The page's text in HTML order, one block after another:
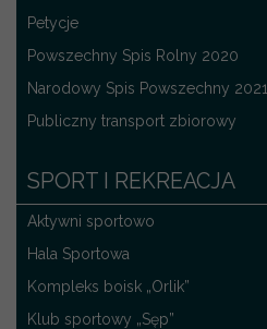
Petycje
Powszechny Spis Rolny 2020
Narodowy Spis Powszechny 2021
Publiczny transport zbiorowy
SPORT I REKREACJA
Aktywni sportowo
Hala Sportowa
Kompleks boisk „Orlik”
Klub sportowy „Sęp”